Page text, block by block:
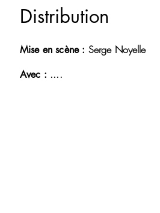
Distribution
Mise en scène : Serge Noyelle
Avec : ....